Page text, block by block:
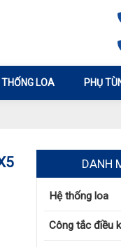
THỐNG LOA PHỤ
DANH
Hệ thống loa
Công tắc điều